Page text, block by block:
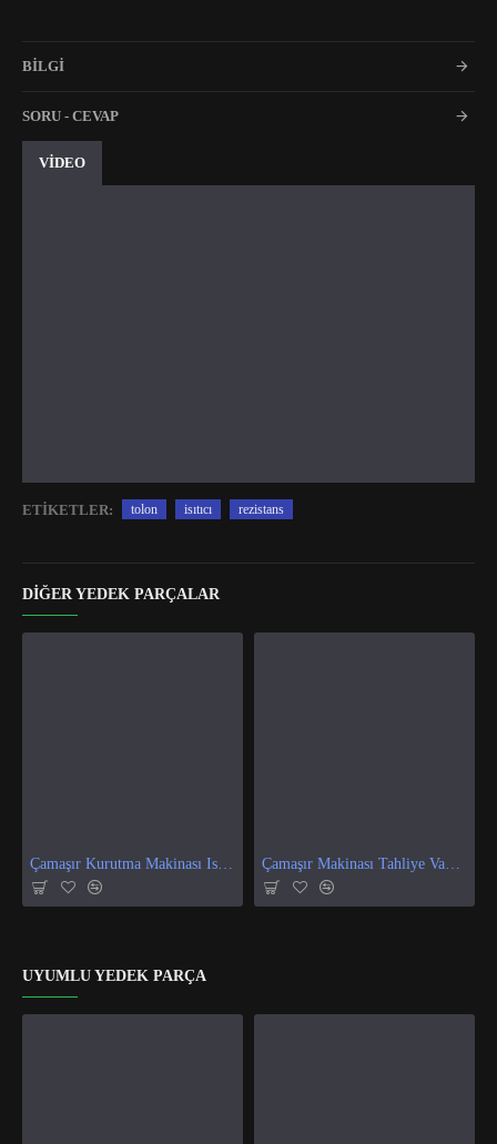
BİLGİ
SORU - CEVAP
VİDEO
ETIKETLER: tolon isıtıcı rezistans
DIĞER YEDEK PARÇALAR
Çamaşır Makinası Tahliye Vanası
UYUMLU YEDEK PARÇA